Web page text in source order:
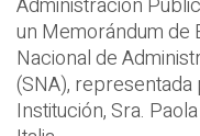
Administración
un Memorándum de
Nacional de
(SNA),
Institución, Sra.